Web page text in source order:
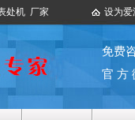
处机 厂家 设为爱
免费
官 方